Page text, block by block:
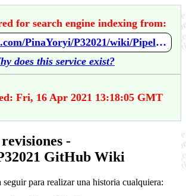
for search engine indexing from:
https://github.com/PinaYoryi/P32021/wiki/Pipeline-de-revisiones
does this service exist?
Fri, 16 Apr 2021 13:18:05 GMT
-
GitHub Wiki
para realizar una historia cualquiera: